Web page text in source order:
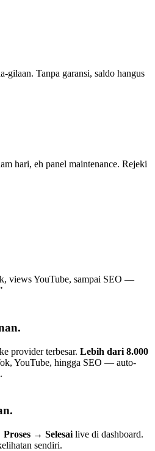
gilaan. Tanpa garansi, saldo hangus
hari, eh panel maintenance. Rejeki
views YouTube, sampai SEO —
provider terbesar. Lebih dari 8.000
YouTube, hingga SEO — auto-
→ Selesai live di dashboard.
sendiri.